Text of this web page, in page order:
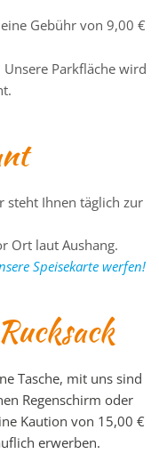
Gebühr von 9,00 €
Parkfläche wird
steht Ihnen täglich zur
Ort laut Aushang.
Speisekarte werfen!
Tasche, mit uns sind
Regenschirm oder
Kaution von 15,00 €
erwerben.